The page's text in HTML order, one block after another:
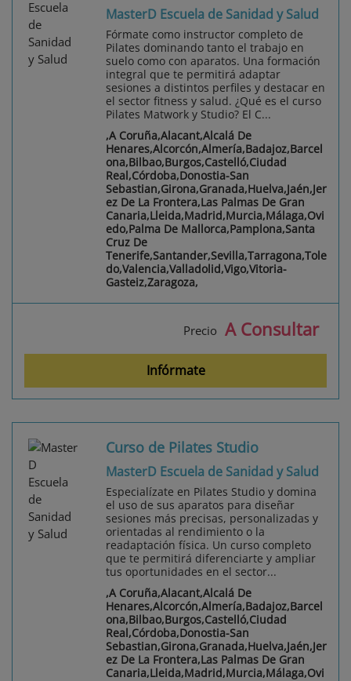
MasterD Escuela de Sanidad y Salud
Fórmate como instructor completo de
Pilates dominando tanto el trabajo en
suelo como con aparatos. Una formación
integral que te permitirá adaptar
sesiones a distintos perfiles y destacar en
el sector fitness y salud. ¿Qué es el curso
Pilates Matwork y Studio? El C...
,A Coruña,Alacant,Alcalá De
Henares,Alcorcón,Almería,Badajoz,Barcel
ona,Bilbao,Burgos,Castelló,Ciudad
Real,Córdoba,Donostia-San
Sebastian,Girona,Granada,Huelva,Jaén,Jer
ez De La Frontera,Las Palmas De Gran
Canaria,Lleida,Madrid,Murcia,Málaga,Ovi
edo,Palma De Mallorca,Pamplona,Santa
Cruz De
Tenerife,Santander,Sevilla,Tarragona,Tole
do,Valencia,Valladolid,Vigo,Vitoria-
Gasteiz,Zaragoza,
Precio A Consultar
Infórmate
Curso de Pilates Studio
MasterD Escuela de Sanidad y Salud
Especialízate en Pilates Studio y domina
el uso de sus aparatos para diseñar
sesiones más precisas, personalizadas y
orientadas al rendimiento o la
readaptación física. Un curso completo
que te permitirá diferenciarte y ampliar
tus oportunidades en el sector...
,A Coruña,Alacant,Alcalá De
Henares,Alcorcón,Almería,Badajoz,Barcel
ona,Bilbao,Burgos,Castelló,Ciudad
Real,Córdoba,Donostia-San
Sebastian,Girona,Granada,Huelva,Jaén,Jer
ez De La Frontera,Las Palmas De Gran
Canaria,Lleida,Madrid,Murcia,Málaga,Ovi